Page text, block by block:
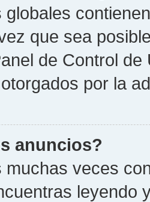
globales
que sea
de Control
por la
anuncios?
muchas veces
leyendo